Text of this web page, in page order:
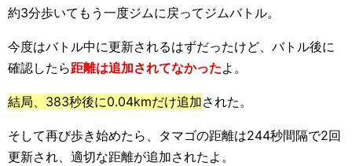
約3分歩いてもう一度ジムに戻ってジムバトル。
今度はバトル中に更新されるはずだったけど、バトル後に
確認したら距離は追加されてなかったよ。
結局、383秒後に0.04kmだけ追加された。
そして再び歩き始めたら、タマゴの距離は244秒間隔で2回
更新され、適切な距離が追加されたよ。